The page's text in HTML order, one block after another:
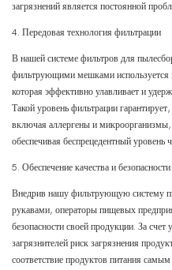
загрязнений является постоянной
4. Передовая технология фильтрации
В нашей системе фильтров для
фильтрующими мешками используется
которая эффективно улавливает и
Такой уровень фильтрации
включая аллергены и
обеспечивая беспрецедентный
5. Обеспечение качества и
Внедрив нашу фильтрующую систему
рукавами, операторы пищевых
безопасности своей продукции. За
загрязнителей риск загрязнения
соответствие продуктов питания